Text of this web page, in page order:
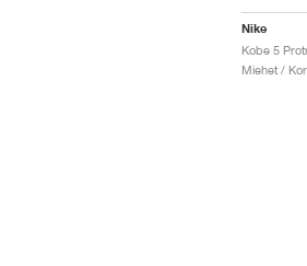
Nike
Kobe 5
Miehet /